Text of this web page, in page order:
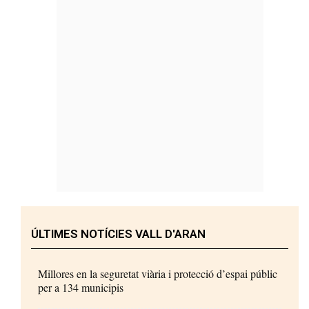
ÚLTIMES NOTÍCIES VALL D'ARAN
Millores en la seguretat viària i protecció d’espai públic
per a 134 municipis